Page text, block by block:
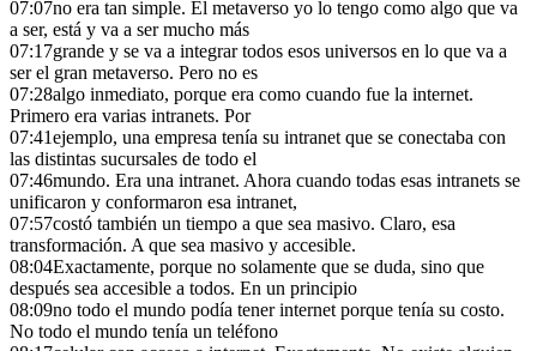
07:07no era tan simple. El metaverso yo lo tengo como algo que va
a ser, está y va a ser mucho más
07:17grande y se va a integrar todos esos universos en lo que va a
ser el gran metaverso. Pero no es
07:28algo inmediato, porque era como cuando fue la internet.
Primero era varias intranets. Por
07:41ejemplo, una empresa tenía su intranet que se conectaba con
las distintas sucursales de todo el
07:46mundo. Era una intranet. Ahora cuando todas esas intranets se
unificaron y conformaron esa intranet,
07:57costó también un tiempo a que sea masivo. Claro, esa
transformación. A que sea masivo y accesible.
08:04Exactamente, porque no solamente que se duda, sino que
después sea accesible a todos. En un principio
08:09no todo el mundo podía tener internet porque tenía su costo.
No todo el mundo tenía un teléfono